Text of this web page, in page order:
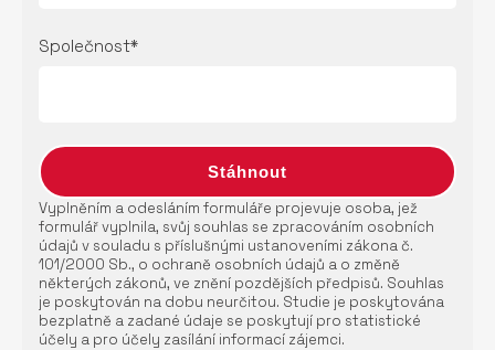
Společnost*
Vyplněním a odesláním formuláře projevuje osoba, jež
formulář vyplnila, svůj souhlas se zpracováním osobních
údajů v souladu s příslušnými ustanoveními zákona č.
101/2000 Sb., o ochraně osobních údajů a o změně
některých zákonů, ve znění pozdějších předpisů. Souhlas
je poskytován na dobu neurčitou. Studie je poskytována
bezplatně a zadané údaje se poskytují pro statistické
účely a pro účely zasílání informací zájemci.